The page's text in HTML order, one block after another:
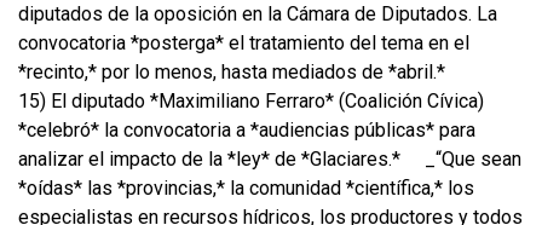
diputados de la oposición en la Cámara de Diputados. La
convocatoria *posterga* el tratamiento del tema en el
*recinto,* por lo menos, hasta mediados de *abril.*
15) El diputado *Maximiliano Ferraro* (Coalición Cívica)
*celebró* la convocatoria a *audiencias públicas* para
analizar el impacto de la *ley* de *Glaciares.*
_“Que sean
*oídas* las *provincias,* la comunidad *científica,* los
especialistas en recursos hídricos, los productores y todos